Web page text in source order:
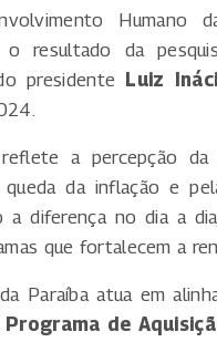
Humano
resultado da
presidente Luiz
a percepção
queda da inflação e
a diferença no dia a
que fortalecem a
Paraíba atua em
Programa de